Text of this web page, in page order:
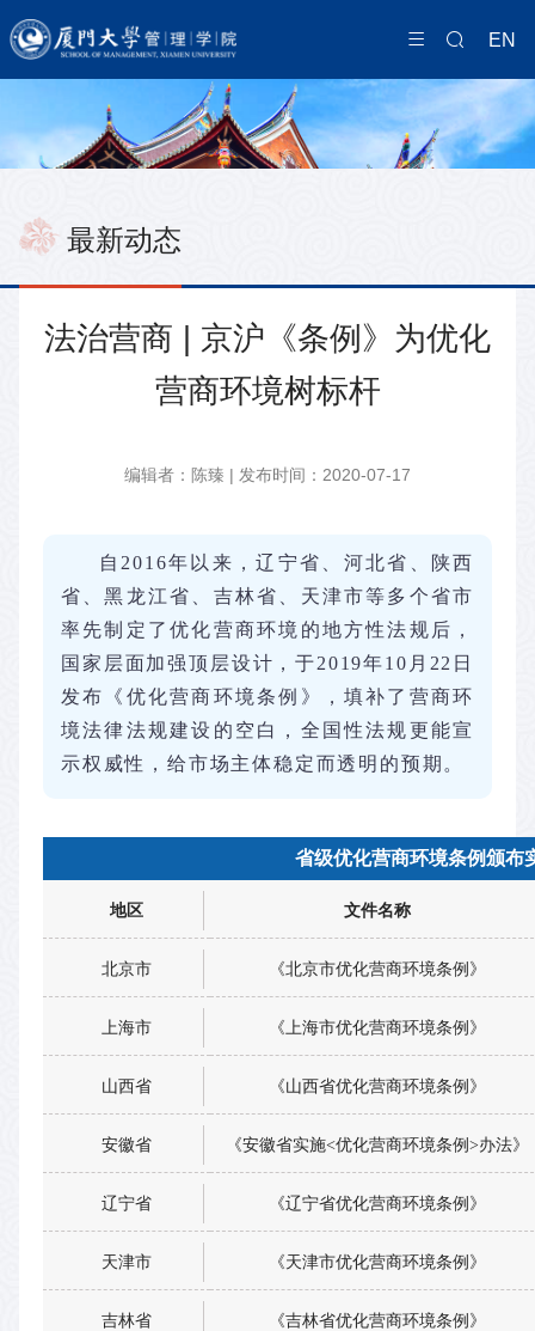
EN
最新动态
法治营商 | 京沪《条例》为优化
营商环境树标杆
编辑者：陈臻 | 发布时间：2020-07-17
自2016年以来，辽宁省、河北省、陕西
省、黑龙江省、吉林省、天津市等多个省市
率先制定了优化营商环境的地方性法规后，
国家层面加强顶层设计，于2019年10月22日
发布《优化营商环境条例》，填补了营商环
境法律法规建设的空白，全国性法规更能宣
示权威性，给市场主体稳定而透明的预期。
省级优化营商环境条例颁布
地区 文件名称
北京市 《北京市优化营商环境条例》
上海市 《上海市优化营商环境条例》
山西省 《山西省优化营商环境条例》
安徽省 《安徽省实施<优化营商环境条例>办法》
辽宁省 《辽宁省优化营商环境条例》
天津市 《天津市优化营商环境条例》
吉林省 《吉林省优化营商环境条例》